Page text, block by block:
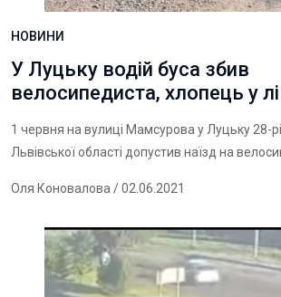
НОВИНИ
У Луцьку водій буса збив
велосипедиста, хлопець у
1 червня на вулиці Мамсурова у Луцьку 28-
Львівської області допустив наїзд на
Оля Коновалова / 02.06.2021